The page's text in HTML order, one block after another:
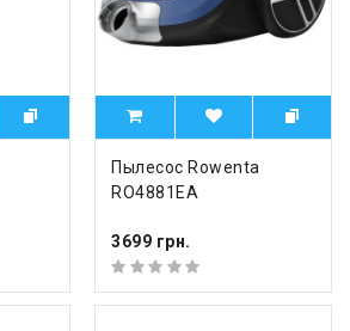
Пылесос Rowenta
RO4881EA
3699 грн.